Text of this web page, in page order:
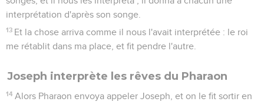
interprétation d'après son songe.
13 Et la chose arriva comme il nous l'avait interprétée : le roi
me rétablit dans ma place, et fit pendre l'autre.
Joseph interprète les rêves du Pharaon
14 Alors Pharaon envoya appeler Joseph, et on le fit sortir en